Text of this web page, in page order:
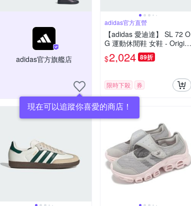
adidas官方旗艦店
現在可以追蹤你喜愛的商店！
adidas官方直營
【adidas 愛迪達】 SL 72 O
G 運動休閒鞋 女鞋 - Origin
als IH9177
$2,024 89折
限時下殺 券